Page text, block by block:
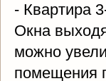
- Квартира
Окна
можно
помещения